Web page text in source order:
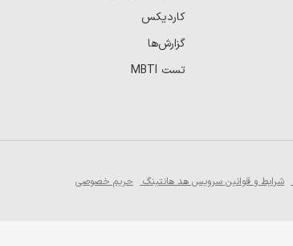
کاردیکس
گزارش‌ها
تست MBTI
شرایط و قوانین سرویس هد هانتینگ حریم خصوصی